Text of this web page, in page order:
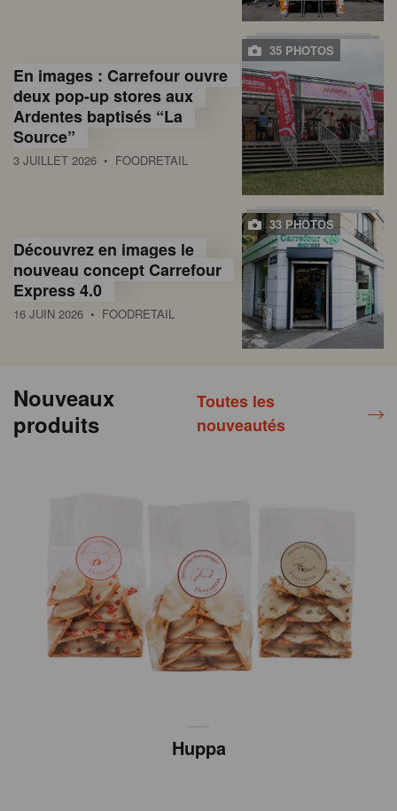
35 PHOTOS
En images : Carrefour ouvre
deux pop-up stores aux
Ardentes baptisés “La
Source”
3 JUILLET 2026 • FOODRETAIL
33 PHOTOS
Découvrez en images le
nouveau concept Carrefour
Express 4.0
16 JUIN 2026 • FOODRETAIL
Nouveaux
produits
Toutes les
nouveautés
Huppa